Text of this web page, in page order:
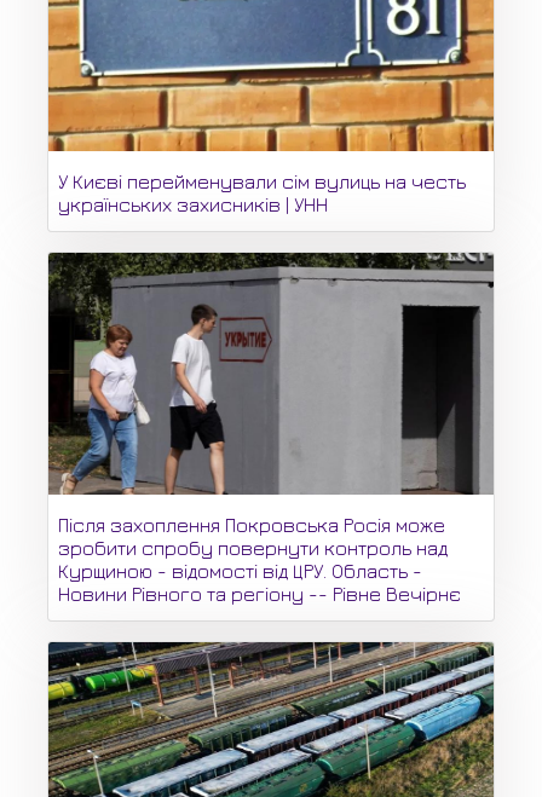
У Києві перейменували сім вулиць на честь
українських захисників | УНН
Після захоплення Покровська Росія може
зробити спробу повернути контроль над
Курщиною - відомості від ЦРУ. Область -
Новини Рівного та регіону -- Рівне Вечірнє